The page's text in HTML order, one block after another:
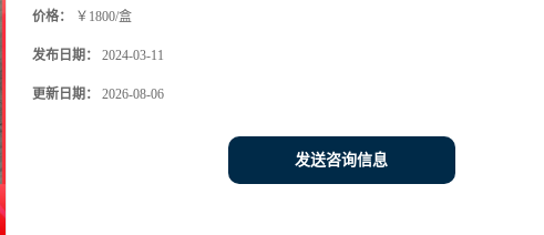
价格： ￥1800/盒
发布日期： 2024-03-11
更新日期： 2026-08-06
发送咨询信息